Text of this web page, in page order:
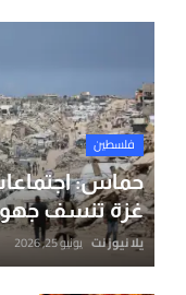
فلسطين
حماس: اجتماعات
غزة تنسف
يلا نيوز نت يونيو 25, 2026